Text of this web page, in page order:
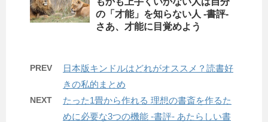
の「才能」を知らない人 -書評-
さあ、才能に目覚めよう
PREV
日本版キンドルはどれがオススメ？読書好
きの私的まとめ
NEXT
たった1畳から作れる 理想の書斎を作るた
めに必要な3つの機能 -書評- あたらしい書